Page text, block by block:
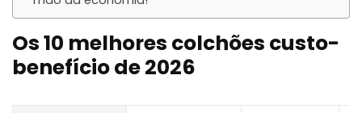
Os 10 melhores colchões custo-
benefício de 2026